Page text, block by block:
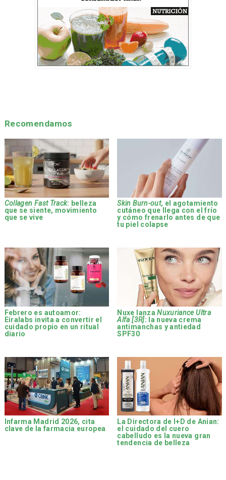
Recomendamos
Collagen Fast Track: belleza
que se siente, movimiento
que se vive
Skin Burn-out, el agotamiento
cutáneo que llega con el frío
y cómo frenarlo antes de que
tu piel colapse
Febrero es autoamor:
Eiralabs invita a convertir el
cuidado propio en un ritual
diario
Nuxe lanzaNuxuriance Ultra
Alfa [3R]: la nueva crema
antimanchas y antiedad
SPF30
Infarma Madrid 2026, cita
clave de la farmacia europea
La Directora de I+D de Anian:
el cuidado del cuero
cabelludo es la nueva gran
tendencia de belleza